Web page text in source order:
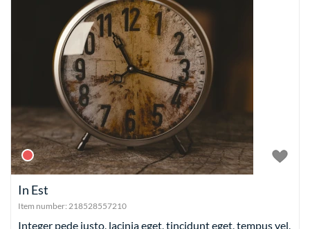
In Est
Item number: 218528557210
Integer pede justo, lacinia eget, tincidunt eget, tempus vel,